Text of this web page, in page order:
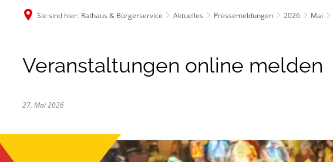
Sie sind hier: Rathaus & Bürgerservice Aktuelles Pressemeldungen 2026 Mai
Veranstaltungen online melden
27. Mai 2026